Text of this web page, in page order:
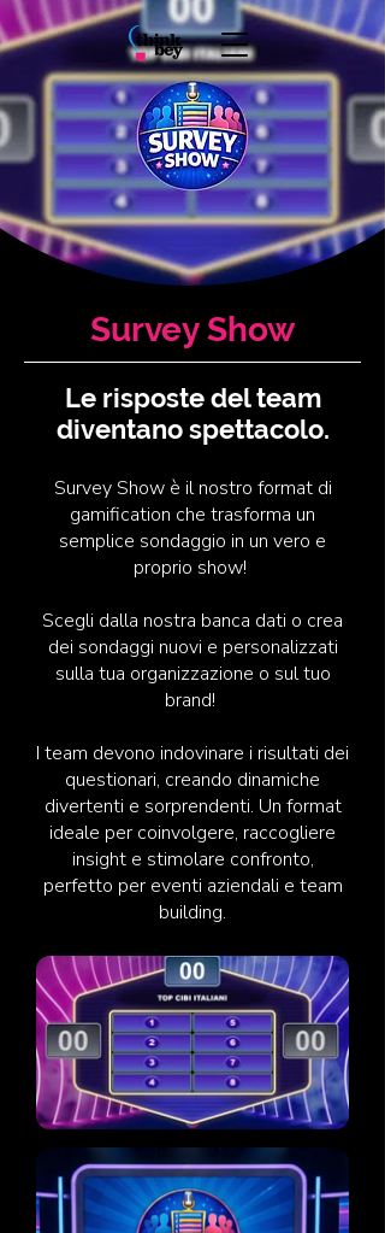
Survey Show
Le risposte del team
diventano spettacolo.
Survey Show è il nostro format di
gamification che trasforma un
semplice sondaggio in un vero e
proprio show!
Scegli dalla nostra banca dati o crea
dei sondaggi nuovi e personalizzati
sulla tua organizzazione o sul tuo
brand!
I team devono indovinare i risultati dei
questionari, creando dinamiche
divertenti e sorprendenti. Un format
ideale per coinvolgere, raccogliere
insight e stimolare confronto,
perfetto per eventi aziendali e team
building.